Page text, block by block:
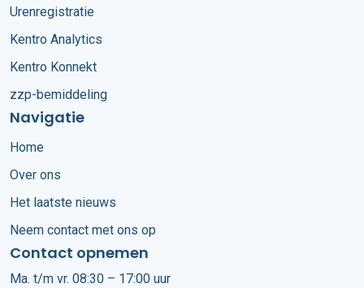
Urenregistratie
Kentro Analytics
Kentro Konnekt
zzp-bemiddeling
Navigatie
Home
Over ons
Het laatste nieuws
Neem contact met ons op
Contact opnemen
Ma. t/m vr. 08:30 – 17:00 uur